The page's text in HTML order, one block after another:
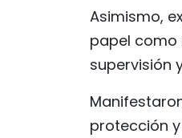
Asimismo,
papel como
supervisión
protección